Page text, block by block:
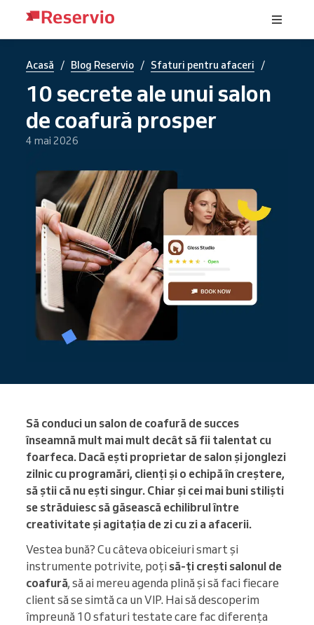
Acasă / Blog Reservio / Sfaturi pentru afaceri /
10 secrete ale unui salon
de coafură prosper
4 mai 2026
Să conduci un salon de coafură de succes
înseamnă mult mai mult decât să fii talentat cu
foarfeca. Dacă ești proprietar de salon și jonglezi
zilnic cu programări, clienți și o echipă în creștere,
să știi că nu ești singur. Chiar și cei mai buni stiliști
se străduiesc să găsească echilibrul între
creativitate și agitația de zi cu zi a afacerii.
Vestea bună? Cu câteva obiceiuri smart și
instrumente potrivite, poți să-ți crești salonul de
coafură, să ai mereu agenda plină și să faci fiecare
client să se simtă ca un VIP. Hai să descoperim
împreună 10 sfaturi testate care fac diferența